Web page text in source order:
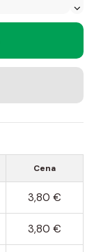
Cena
3,80 €
3,80 €